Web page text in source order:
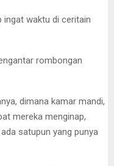
ingat waktu di ceritain
rombongan
dimana kamar mandi,
mereka menginap,
satupun yang punya